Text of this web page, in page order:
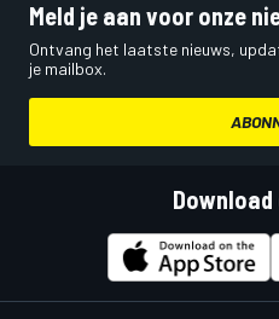
Meld je aan voor onze
Ontvang het laatste nieuws,
je mailbox.
Download